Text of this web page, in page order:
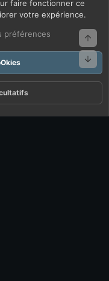
faire fonctionner ce
votre expérience.
préférences